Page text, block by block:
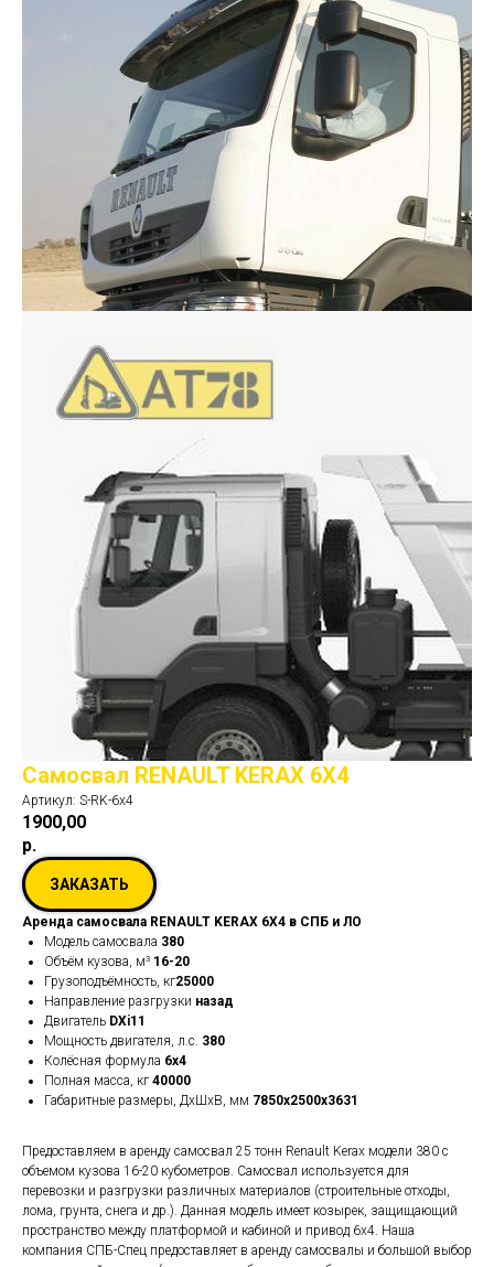
Самосвал RENAULT KERAX 6Х4
Артикул: S-RK-6x4
1900,00
р.
ЗАКАЗАТЬ
Аренда самосвала RENAULT KERAX 6Х4 в СПБ и ЛО
Модель самосвала 380
Объём кузова, м³ 16-20
Грузоподъёмность, кг25000
Направление разгрузки назад
Двигатель DXi11
Мощность двигателя, л.с. 380
Колёсная формула 6х4
Полная масса, кг 40000
Габаритные размеры, ДхШхВ, мм 7850х2500х3631
Предоставляем в аренду самосвал 25 тонн Renault Kerax модели 380 с
объемом кузова 16-20 кубометров. Самосвал используется для
перевозки и разгрузки различных материалов (строительные отходы,
лома, грунта, снега и др.). Данная модель имеет козырек, защищающий
пространство между платформой и кабиной и привод 6х4. Наша
компания СПБ-Спец предоставляет в аренду самосвалы и большой выбор